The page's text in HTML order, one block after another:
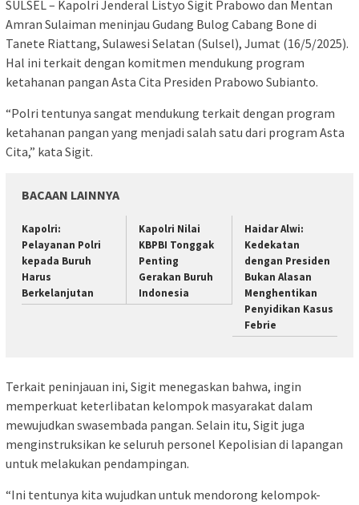
SULSEL – Kapolri Jenderal Listyo Sigit Prabowo dan Mentan
Amran Sulaiman meninjau Gudang Bulog Cabang Bone di
Tanete Riattang, Sulawesi Selatan (Sulsel), Jumat (16/5/2025).
Hal ini terkait dengan komitmen mendukung program
ketahanan pangan Asta Cita Presiden Prabowo Subianto.
“Polri tentunya sangat mendukung terkait dengan program
ketahanan pangan yang menjadi salah satu dari program Asta
Cita,” kata Sigit.
BACAAN LAINNYA
Kapolri:
Pelayanan Polri
kepada Buruh
Harus
Berkelanjutan
Kapolri Nilai
KBPBI Tonggak
Penting
Gerakan Buruh
Indonesia
Haidar Alwi:
Kedekatan
dengan Presiden
Bukan Alasan
Menghentikan
Penyidikan Kasus
Febrie
Terkait peninjauan ini, Sigit menegaskan bahwa, ingin
memperkuat keterlibatan kelompok masyarakat dalam
mewujudkan swasembada pangan. Selain itu, Sigit juga
menginstruksikan ke seluruh personel Kepolisian di lapangan
untuk melakukan pendampingan.
“Ini tentunya kita wujudkan untuk mendorong kelompok-